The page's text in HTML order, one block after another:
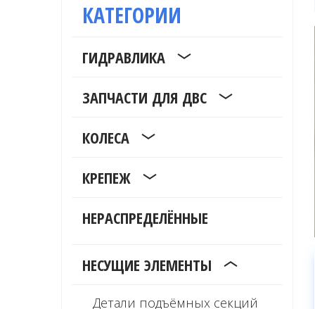
КАТЕГОРИИ
ГИДРАВЛИКА
ЗАПЧАСТИ ДЛЯ ДВС
КОЛЕСА
КРЕПЕЖ
НЕРАСПРЕДЕЛЁННЫЕ
НЕСУЩИЕ ЭЛЕМЕНТЫ
Детали подъёмных секций